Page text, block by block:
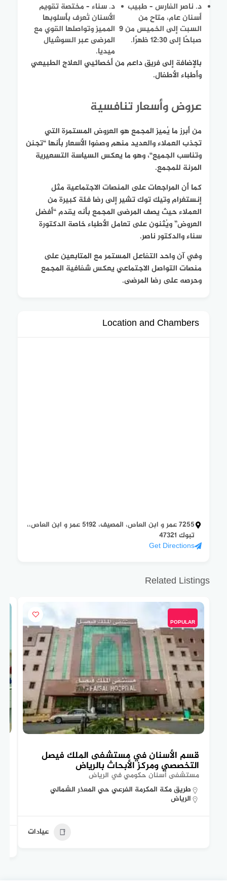
د. ناصر الفارس – طبيب
أسنان عام، متاح من
السبت إلى الخميس من 9
صباحًا إلى 12:30 ظهرًا.
د. سناء– مختصة تقويم
الأسنان تُعرف بأسلوبها
المميز وتواصلها القوي مع
المرضى عبر السوشيال
ميديا.
بالإضافة إلى فريق داعم من أخصائيي العلاج الطبيعي
وأطباء الأطفال.
عروض وأسعار تنافسية
من أبرز ما يُميز المجمع هو العروض المستمرة التي
تجذب العملاء والعديد منهم وصفوا الأسعار بأنها “تجنن
وتناسب الجميع“، وهو ما يعكس السياسة التسعيرية
المرنة للمجمع.
كما أن المراجعات على المنصات الاجتماعية مثل
إنستغرام وتيك توك تشير إلى رضا فئة كبيرة من
العملاء حيث يصف المرضى المجمع بأنه يقدم “أفضل
العروض” ويُثنون على تعامل الأطباء خاصة الدكتورة
سناء والدكتور ناصر.
وفي آن واحد التفاعل المستمر مع المتابعين على
منصات التواصل الاجتماعي يعكس شفافية المجمع
وحرصه على رضا المرضى.
Location and Chambers
7255 عمر و ابن العاص، المصيف، 5192 عمر و ابن العاص،،
تبوك 47321
Get Directions
Related Listings
POPULAR
قسم الأسنان في مستشفى الملك فيصل
التخصصي ومركز الأبحاث بالرياض
مستشفى أسنان حكومي في الرياض
طريق مكة المكرمة الفرعي حي المعذر الشمالي
الرياض
عيادات